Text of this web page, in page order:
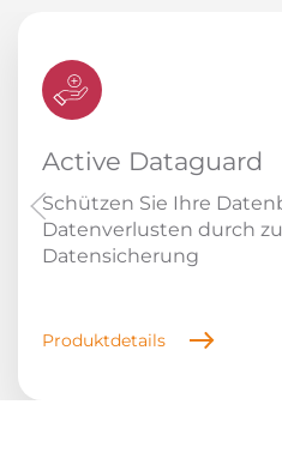
Active Dataguard
Schützen Sie Ihre
Datenverlusten durch
Datensicherung
Produktdetails